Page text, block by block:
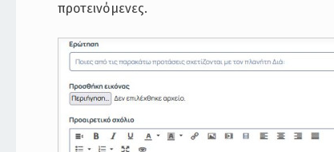
προτεινόμενες.